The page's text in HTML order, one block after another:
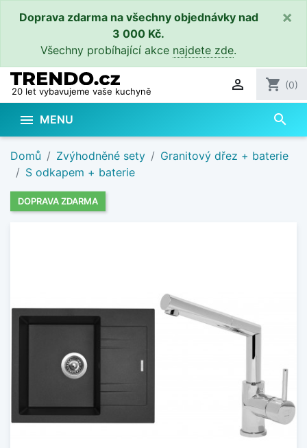
Doprava zdarma na všechny objednávky nad
3 000 Kč.
Všechny probíhající akce najdete zde.
×
20 let vybavujeme vaše kuchyně  shopping_cart (0)
 MENU search
Domů Zvýhodněné sety
Granitový dřez + baterie
S odkapem + baterie
DOPRAVA ZDARMA